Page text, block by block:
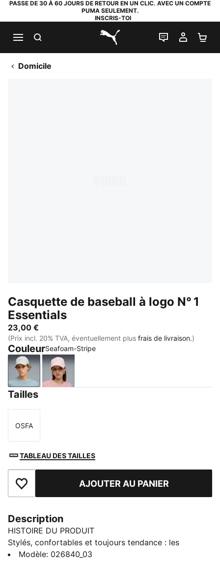
PASSE DE 30 À 60 JOURS DE RETOUR EN UN CLIC. AVEC UN COMPTE
PUMA SEULEMENT.
INSCRIS-TOI
PUMA.com
LIVE CHAT
MON
Domicile
Casquette de baseball à logo N° 1
Essentials
23,00 €
(Prix incl. 20% TVA, éventuellement plus frais de livraison.)
CouleurSeafoam-Stripe
Seafoam-StripeRosy Outlook-Stripe
Tailles
Taille
OSFA
TABLEAU DES TAILLES
Ajouter aux favorisAJOUTER AU PANIER
Description
HISTOIRE DU PRODUIT
Stylés, confortables et toujours tendance : les
essentiels PUMA sont faits pour les journées de
Modèle: 026840_03